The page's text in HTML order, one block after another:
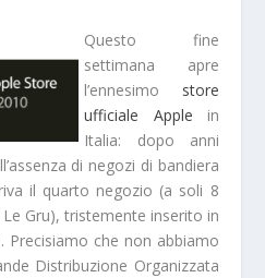
Questo fine
settimana apre
l’ennesimo store
ufficiale Apple in
Italia: dopo anni
di negozi di bandiera
il quarto negozio (a soli 8
Gru), tristemente inserito in
Precisiamo che non abbiamo
Distribuzione Organizzata